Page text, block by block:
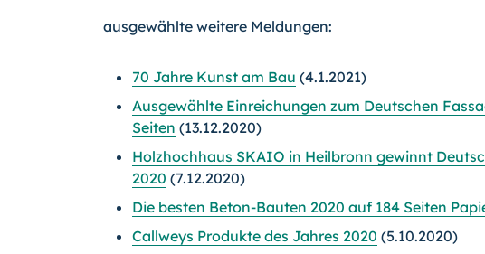
ausgewählte weitere Meldungen:
70 Jahre Kunst am Bau (4.1.2021)
Ausgewählte Einreichungen zum Deutschen
Seiten (13.12.2020)
Holzhochhaus SKAIO in Heilbronn gewinnt
2020 (7.12.2020)
Die besten Beton-Bauten 2020 auf 184 Seiten
Callweys Produkte des Jahres 2020 (5.10.2020)